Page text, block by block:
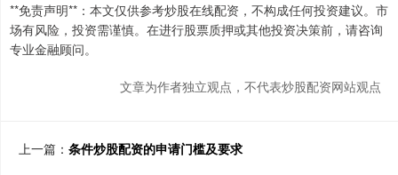
**免责声明**：本文仅供参考炒股在线配资，不构成任何投资建议。市
场有风险，投资需谨慎。在进行股票质押或其他投资决策前，请咨询
专业金融顾问。
文章为作者独立观点，不代表炒股配资网站观点
上一篇： 条件炒股配资的申请门槛及要求